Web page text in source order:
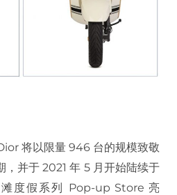
将以限量 946 台的规模致敬
，并于 2021 年 5 月开始陆续于
度假系列 Pop-up Store 亮